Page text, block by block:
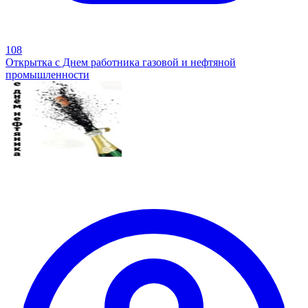
108
Открытка с Днем работника газовой и нефтяной
промышленности